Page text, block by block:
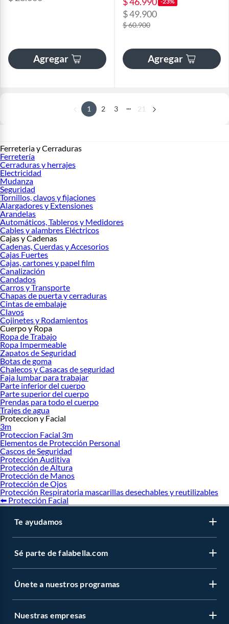
Agregar
$ 49.900
$ 60.900
Agregar
1 2 3 ... 21
Ferreteria y Cerraduras
Ferretería
Cerraduras y herrajes
Electricidad
Mudanza
Seguridad
Tornillos, clavos y fijaciones
Alargadores y Extensiones
Arandelas
Automáticos, Tableros y Medidores
Cables y alambres Eléctricos
Cajas y Cadenas
Cadenas, Cuerdas y Accesorios
Cajas Fuertes
Cajas, cartones y papel film
Canalización
Candados
Carros y Transporte
Chapas de puerta y cerraduras
Cintas de embalaje
Clavos
Cojinetes y Rodamientos
Cuerpo y Ropa
Ropa de Trabajo
Ropa Impermeable
Zapatos de Seguridad
Botas de goma
Chalecos y Casacas de seguridad
Faja lumbar para trabajar
Parte inferior del cuerpo
Parte superior del cuerpo
Prendas para todo el cuerpo
Trajes de agua
Proteccion y Facial
3m
Proteccion Facial 3m
Elementos de Protección Personal
Cascos de Seguridad
Protección Auditiva
Protección de Altura
Protección de Manos
Protección de Ojos
Protección Respiratoria mascarillas desechables y reutilizables
⬅️ Protección Facial
Te ayudamos
Sé parte de falabella.com
Únete a nuestros programas
Nuestras empresas